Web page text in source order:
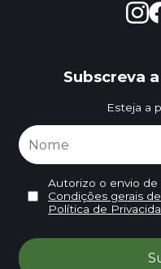
Subscreva
Esteja a
Autorizo o envio
Condições gerais
Política de